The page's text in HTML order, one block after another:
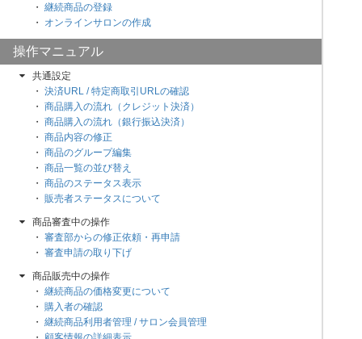
継続商品の登録
オンラインサロンの作成
操作マニュアル
共通設定
決済URL / 特定商取引URLの確認
商品購入の流れ（クレジット決済）
商品購入の流れ（銀行振込決済）
商品内容の修正
商品のグループ編集
商品一覧の並び替え
商品のステータス表示
販売者ステータスについて
商品審査中の操作
審査部からの修正依頼・再申請
審査申請の取り下げ
商品販売中の操作
継続商品の価格変更について
購入者の確認
継続商品利用者管理 / サロン会員管理